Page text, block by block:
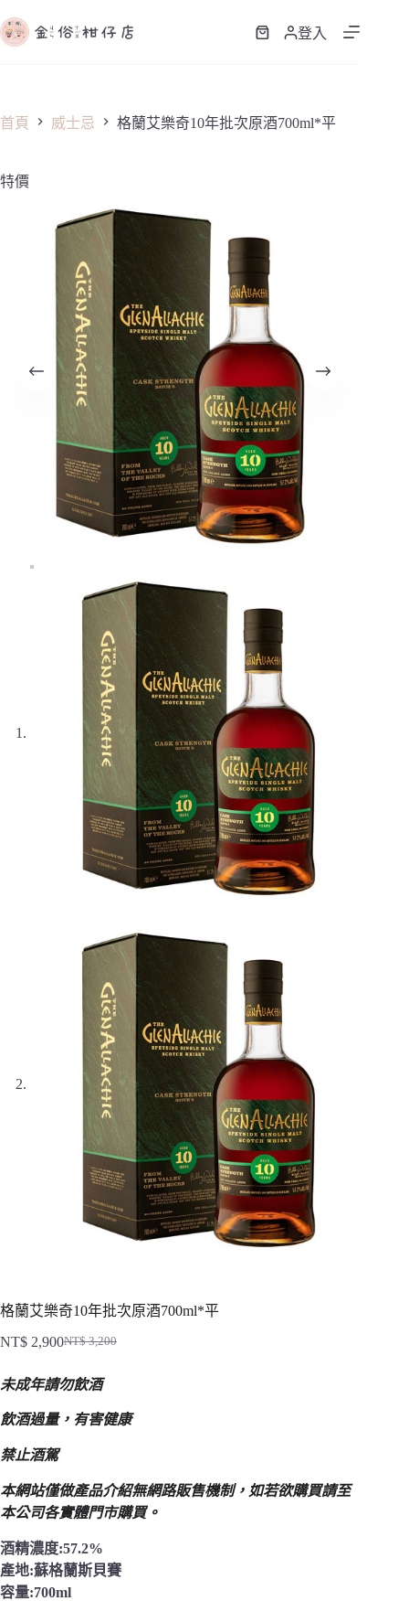
至
容
購
登入
首頁 威士忌 格蘭艾樂奇10年批次原酒700ml*平
特價
格蘭艾樂奇10年批次原酒700ml*平
NT$3,200
始
價
格：
NT$ 2,900
前
價
格：
未成年請勿飲酒
飲酒過量，有害健康
禁止酒駕
本網站僅做產品介紹無網路販售機制， 如若欲購買請至
本公司各實體門市購買。
酒精濃度:57.2%
產地:蘇格蘭斯貝賽
容量:700ml